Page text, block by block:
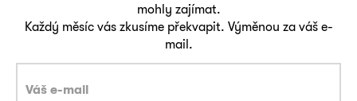
mohly zajímat.
Každý měsíc vás zkusíme překvapit. Výměnou za váš e-
mail.